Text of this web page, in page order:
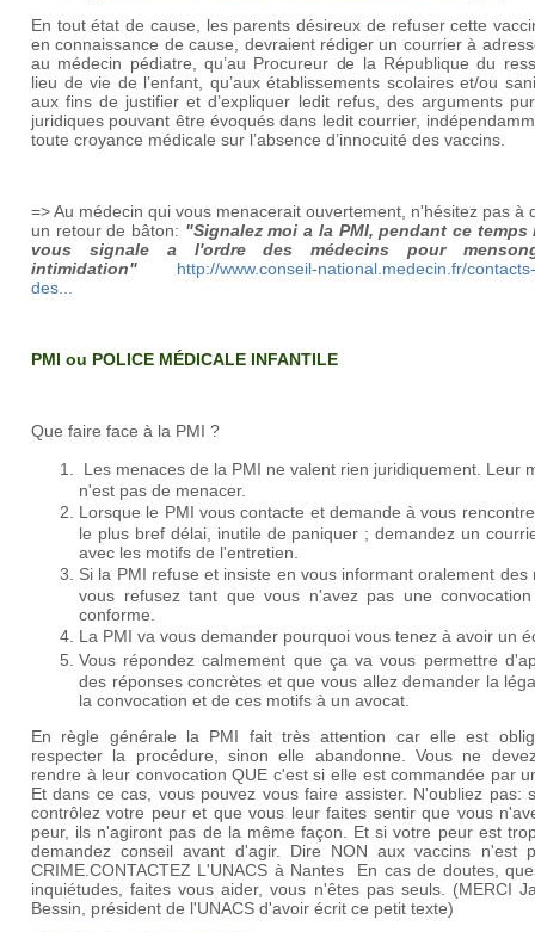
En tout état de cause, les parents désireux de refuser cette
en connaissance de cause, devraient rédiger un courrier à
au médecin pédiatre, qu’au Procureur de la République du
lieu de vie de l’enfant, qu’aux établissements scolaires et/ou
aux fins de justifier et d’expliquer ledit refus, des arguments
juridiques pouvant être évoqués dans ledit courrier,
toute croyance médicale sur l’absence d’innocuité des vaccins.
=> Au médecin qui vous menacerait ouvertement, n'hésitez pas à
un retour de bâton: "Signalez moi a la PMI, pendant ce temps
vous signale a l'ordre des médecins pour
intimidation"
http://www.conseil-national.medecin.fr/
des...
PMI ou POLICE MÉDICALE INFANTILE
Que faire face à la PMI ?
Les menaces de la PMI ne valent rien juridiquement. Leur
n'est pas de menacer.
Lorsque le PMI vous contacte et demande à vous
le plus bref délai, inutile de paniquer ; demandez un
avec les motifs de l'entretien.
Si la PMI refuse et insiste en vous informant oralement des
vous refusez tant que vous n'avez pas une
conforme.
La PMI va vous demander pourquoi vous tenez à avoir un
Vous répondez calmement que ça va vous permettre
des réponses concrètes et que vous allez demander la
la convocation et de ces motifs à un avocat.
En règle générale la PMI fait très attention car elle est
respecter la procédure, sinon elle abandonne. Vous ne
rendre à leur convocation QUE c'est si elle est commandée par
Et dans ce cas, vous pouvez vous faire assister. N'oubliez pas:
contrôlez votre peur et que vous leur faites sentir que vous
peur, ils n'agiront pas de la même façon. Et si votre peur est
demandez conseil avant d'agir. Dire NON aux vaccins n'est
CRIME.CONTACTEZ L'UNACS à Nantes En cas de doutes,
inquiétudes, faites vous aider, vous n'êtes pas seuls. (MERCI
Bessin, président de l'UNACS d'avoir écrit ce petit texte)